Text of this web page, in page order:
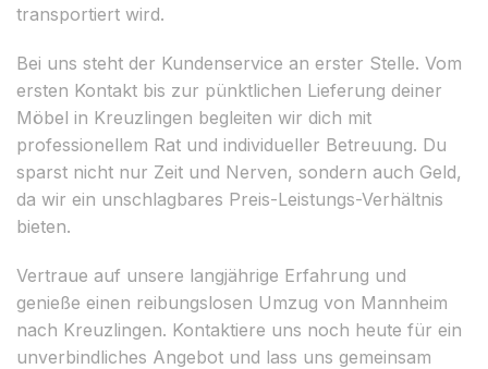
transportiert wird.
Bei uns steht der Kundenservice an erster Stelle. Vom
ersten Kontakt bis zur pünktlichen Lieferung deiner
Möbel in Kreuzlingen begleiten wir dich mit
professionellem Rat und individueller Betreuung. Du
sparst nicht nur Zeit und Nerven, sondern auch Geld,
da wir ein unschlagbares Preis-Leistungs-Verhältnis
bieten.
Vertraue auf unsere langjährige Erfahrung und
genieße einen reibungslosen Umzug von Mannheim
nach Kreuzlingen. Kontaktiere uns noch heute für ein
unverbindliches Angebot und lass uns gemeinsam